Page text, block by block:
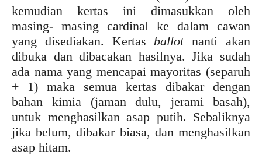
kemudian kertas ini dimasukkan oleh
masing- masing cardinal ke dalam cawan
yang disediakan. Kertas ballotnanti akan
dibuka dan dibacakan hasilnya. Jika sudah
ada nama yang mencapai mayoritas (separuh
+ 1) maka semua kertas dibakar dengan
bahan kimia (jaman dulu, jerami basah),
untuk menghasilkan asap putih. Sebaliknya
jika belum, dibakar biasa, dan menghasilkan
asap hitam.